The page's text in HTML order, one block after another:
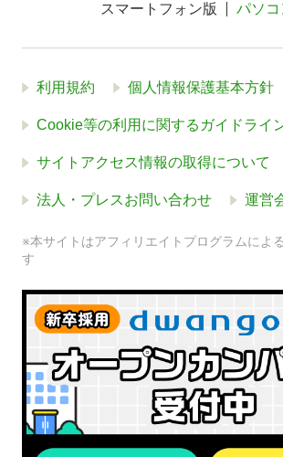
スマートフォン版 パソコ
利用規約 個人情報保護基本方針
Cookie等の利用に関するガイドライ
サイトアクセス情報の取得について
法人・プレスお問い合わせ 運営
※本サイトはアフィリエイトプログラムによ
す